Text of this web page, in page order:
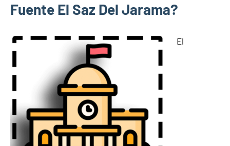
Fuente El Saz Del Jarama?
El